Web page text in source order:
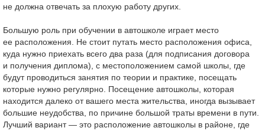
не должна отвечать за плохую работу других.
Большую роль при обучении в автошколе играет место
ее расположения. Не стоит путать место расположения офиса,
куда нужно приехать всего два раза (для подписания договора
и получения диплома), с местоположением самой школы, где
будут проводиться занятия по теории и практике, посещать
которые нужно регулярно. Посещение автошколы, которая
находится далеко от вашего места жительства, иногда вызывает
большие неудобства, по причине большой траты времени в пути.
Лучший вариант — это расположение автошколы в районе, где